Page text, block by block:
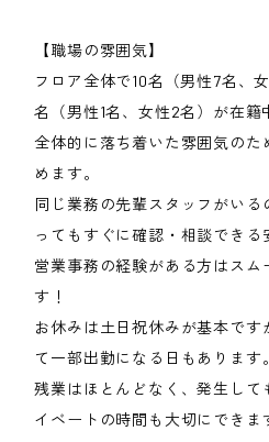
【職場の雰囲気】
フロア全体で10名（男性7名、
名（男性1名、女性2名）が在籍
全体的に落ち着いた雰囲気のた
めます。
同じ業務の先輩スタッフがいる
ってもすぐに確認・相談でき
営業事務の経験がある方はスム
す！
お休みは土日祝休みが基本です
て一部出勤になる日もあります。
残業はほとんどなく、発生して
イベートの時間も大切にできま